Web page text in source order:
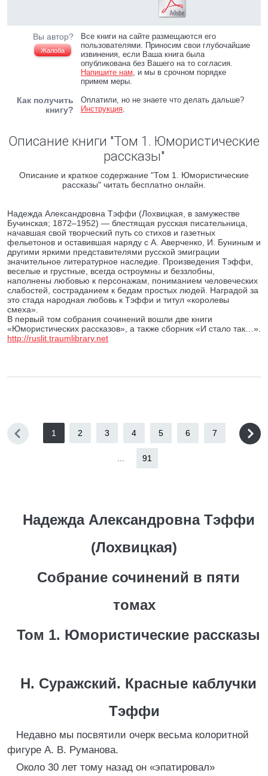
Вы автор?
Жалоба
Все книги на сайте размещаются его
пользователями. Приносим свои глубочайшие
извинения, если Ваша книга была
опубликована без Вашего на то согласия.
Напишите нам, и мы в срочном порядке
примем меры.
Как получить
книгу?
Оплатили, но не знаете что делать дальше?
Инструкция.
Описание книги "Том 1. Юмористические
рассказы"
Описание и краткое содержание "Том 1. Юмористические
рассказы" читать бесплатно онлайн.
Надежда Александровна Тэффи (Лохвицкая, в замужестве
Бучинская; 1872–1952) — блестящая русская писательница,
начавшая свой творческий путь со стихов и газетных
фельетонов и оставившая наряду с А. Аверченко, И. Буниным и
другими яркими представителями русской эмиграции
значительное литературное наследие. Произведения Тэффи,
веселые и грустные, всегда остроумны и беззлобны,
наполнены любовью к персонажам, пониманием человеческих
слабостей, состраданием к бедам простых людей. Наградой за
это стада народная любовь к Тэффи и титул «королевы
смеха».
В первый том собрания сочинений вошли две книги
«Юмористических рассказов», а также сборник «И стало так…».
http://ruslit.traumlibrary.net
1 2 3 4 5 6 7
91
Надежда Александровна Тэффи
(Лохвицкая)
Собрание сочинений в пяти
томах
Том 1. Юмористические рассказы
Н. Суражский. Красные каблучки
Тэффи
Недавно мы посвятили очерк весьма колоритной
фигуре А. В. Руманова.
Около 30 лет тому назад он «эпатировал»